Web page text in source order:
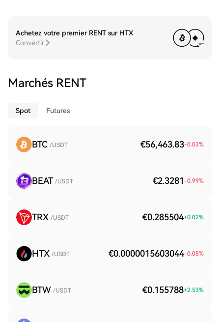
Achetez votre premier RENT sur HTX
Convertir
Marchés RENT
Spot Futures
BTC /USDT €56,463.83-0.03%
BEAT /USDT €2.3281 -0.99%
TRX /USDT €0.285504+0.02%
HTX /USDT €0.0000015603044-0.05%
BTW /USDT €0.155788+2.53%